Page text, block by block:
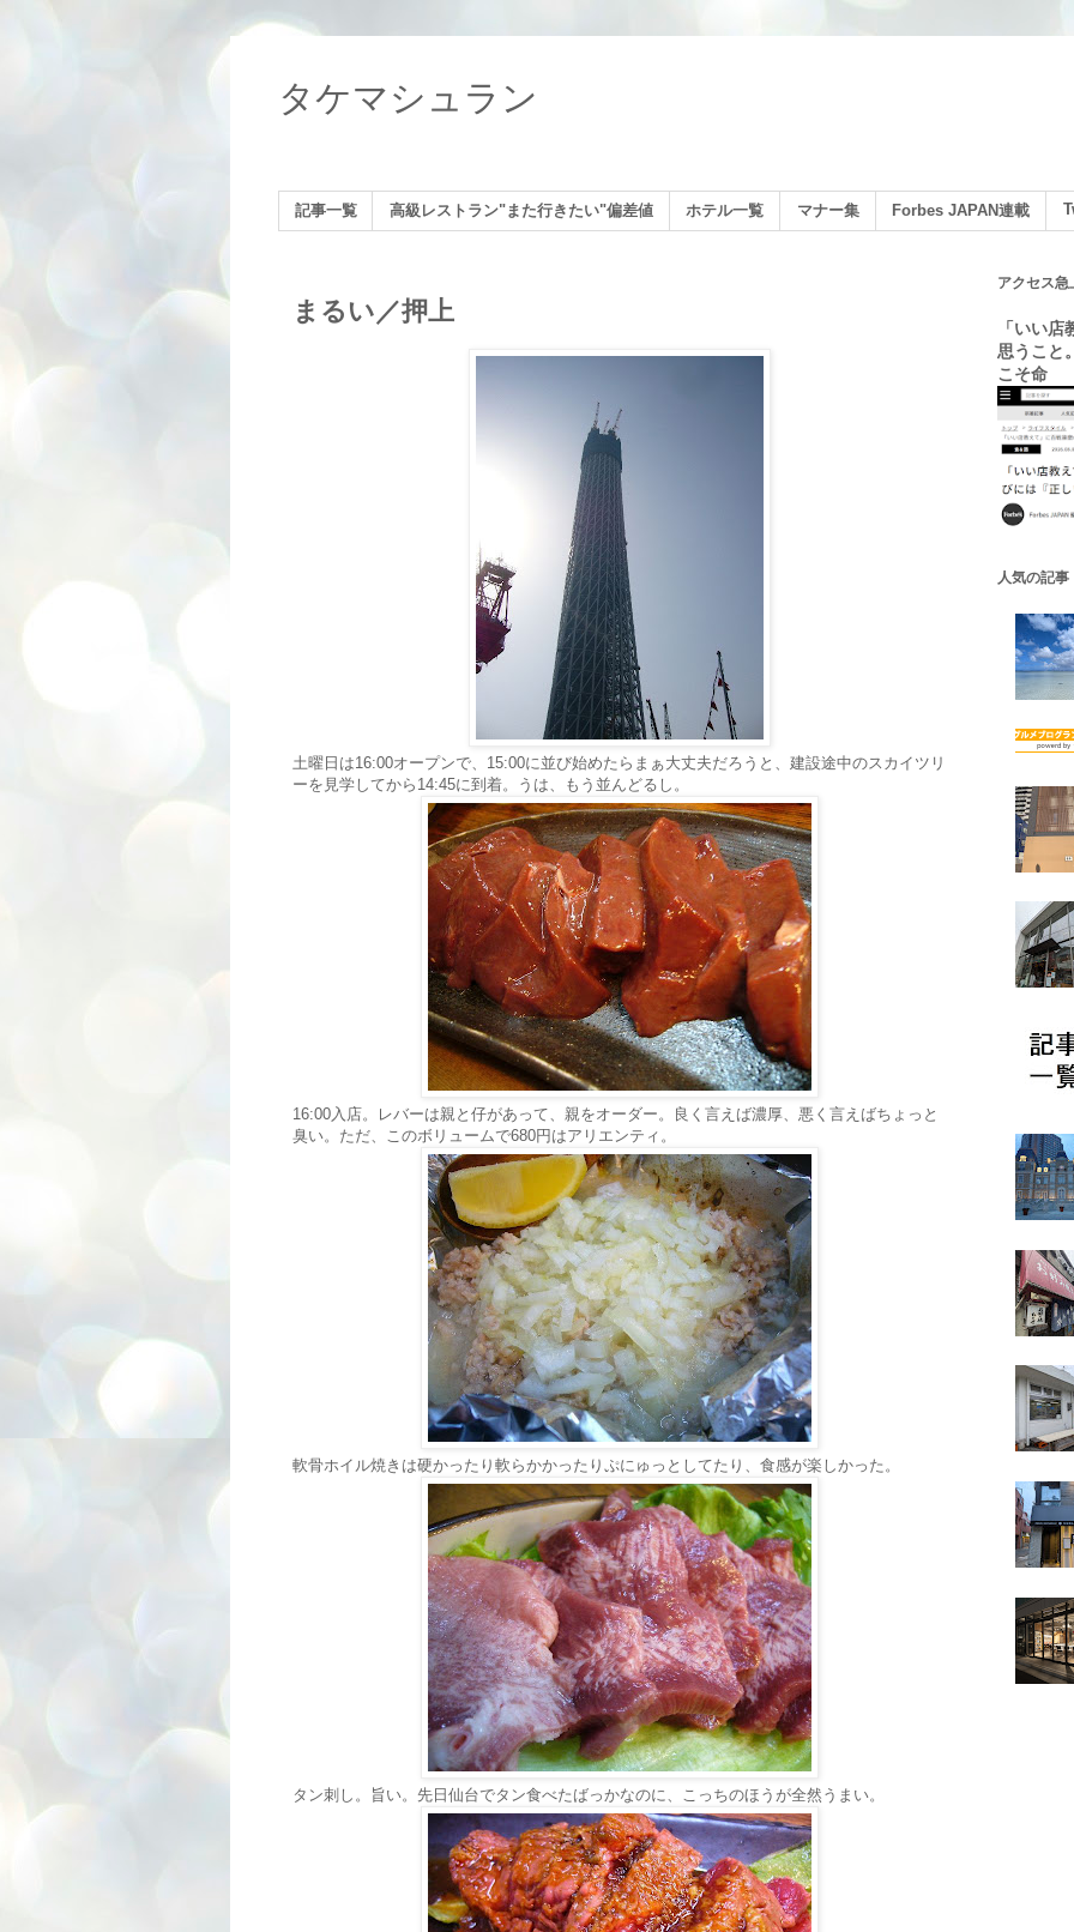
タケマシュラン
記事一覧 高級レストラン"また行きたい"偏差値 ホテル一覧 マナー集 Forbes JAPAN連載
まるい／押上
土曜日は16:00オープンで、15:00に並び始めたらまぁ大丈夫だろうと、建設途中のスカイツリ
ーを見学してから14:45に到着。うは、もう並んどるし。
16:00入店。レバーは親と仔があって、親をオーダー。良く言えば濃厚、悪く言えばちょっと
臭い。ただ、このボリュームで680円はアリエンティ。
軟骨ホイル焼きは硬かったり軟らかかったりぷにゅっとしてたり、食感が楽しかった。
タン刺し。旨い。先日仙台でタン食べたばっかなのに、こっちのほうが全然うまい。
アクセス急
「いい
思うこと
こそ命
人気の記事